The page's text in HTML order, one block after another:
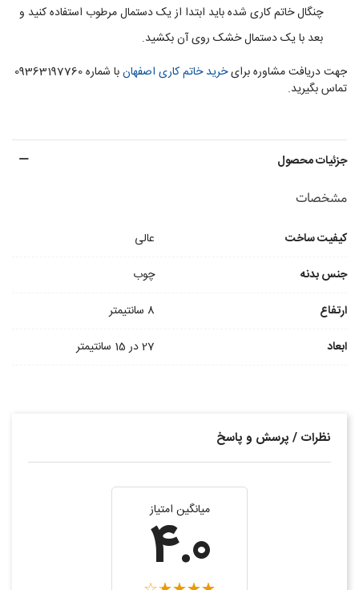
چنگال خاتم کاری شده باید ابتدا از یک دستمال مرطوب استفاده کنید و
بعد با یک دستمال خشک روی آن بکشید.
جهت دریافت مشاوره برایخرید خاتم کاری اصفهان
با شماره 09363197760
تماس بگیرید.
جزئیات محصول
مشخصات
کیفیت ساخت
عالی
جنس بدنه
چوب
ارتفاع
8 سانتیمتر
ابعاد
27 در 15 سانتیمتر
نظرات / پرسش و پاسخ
میانگین امتیاز
4.0